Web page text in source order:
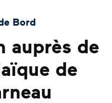
Bord
auprès de
de